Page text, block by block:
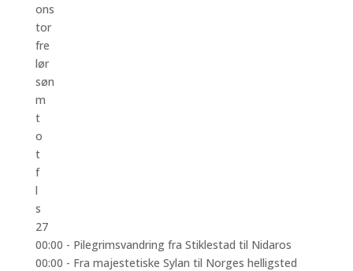
ons
tor
fre
lør
søn
m
t
o
t
f
l
s
27
00:00 - Pilegrimsvandring fra Stiklestad til Nidaros
00:00 - Fra majestetiske Sylan til Norges helligsted